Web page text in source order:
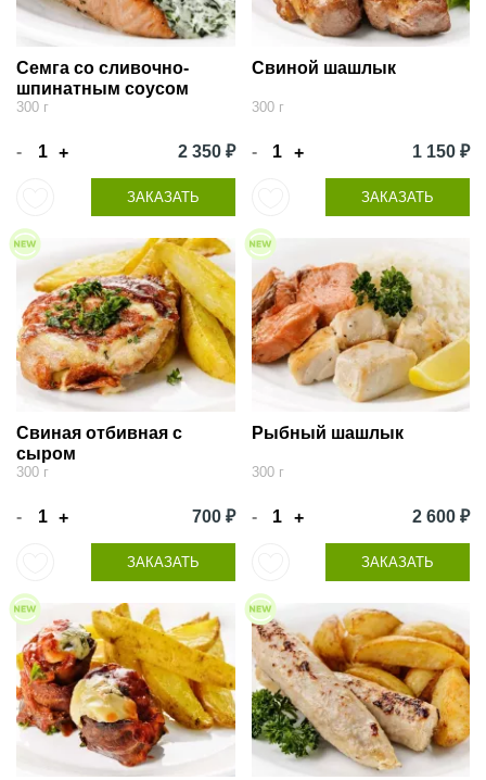
Семга со сливочно-
шпинатным соусом
300 г
- + 2 350 ₽
ЗАКАЗАТЬ
Свиной шашлык
300 г
- + 1 150 ₽
ЗАКАЗАТЬ
Свиная отбивная с
сыром
300 г
- + 700 ₽
ЗАКАЗАТЬ
Рыбный шашлык
300 г
- + 2 600 ₽
ЗАКАЗАТЬ